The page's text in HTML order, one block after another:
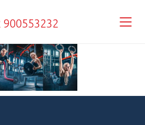
900553232